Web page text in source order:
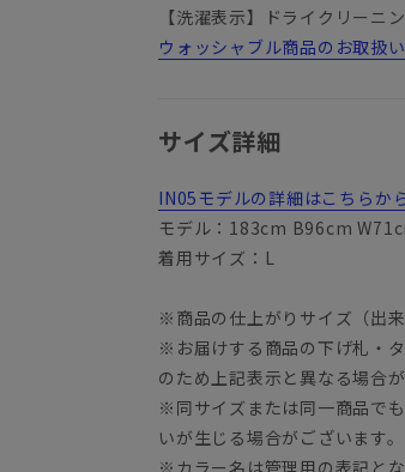
【洗濯表示】ドライクリーニ
ウォッシャブル商品のお取扱
サイズ詳細
IN05モデルの詳細はこちらか
モデル：183cm B96cm
着用サイズ：L
※商品の仕上がりサイズ（出
※お届けする商品の下げ札・
のため上記表示と異なる場合
※同サイズまたは同一商品で
いが生じる場合がございます。
※カラー名は管理用の表記と